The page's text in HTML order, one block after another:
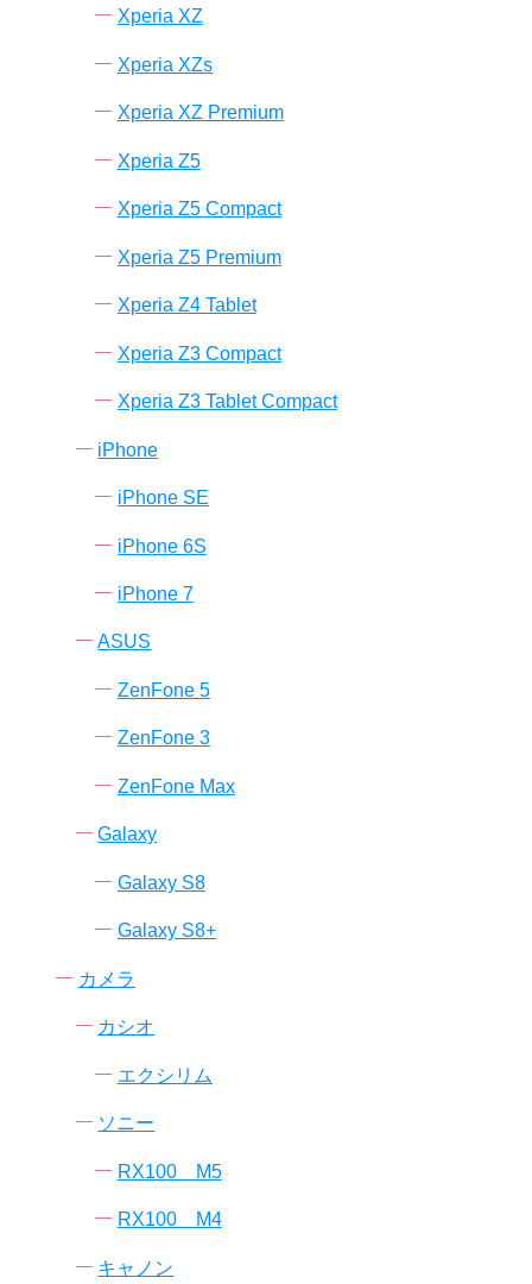
Xperia XZ
Xperia XZs
Xperia XZ Premium
Xperia Z5
Xperia Z5 Compact
Xperia Z5 Premium
Xperia Z4 Tablet
Xperia Z3 Compact
Xperia Z3 Tablet Compact
iPhone
iPhone SE
iPhone 6S
iPhone 7
ASUS
ZenFone 5
ZenFone 3
ZenFone Max
Galaxy
Galaxy S8
Galaxy S8+
カメラ
カシオ
エクシリム
ソニー
RX100 M5
RX100 M4
キャノン